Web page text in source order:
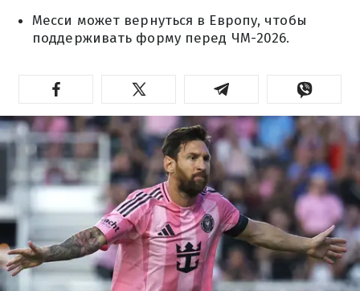
Месси может вернуться в Европу, чтобы
поддерживать форму перед ЧМ-2026.